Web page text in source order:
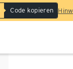
Code kopieren